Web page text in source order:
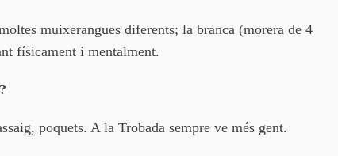
muixerangues diferents; la branca (morera de 4
físicament i mentalment.
poquets. A la Trobada sempre ve més gent.